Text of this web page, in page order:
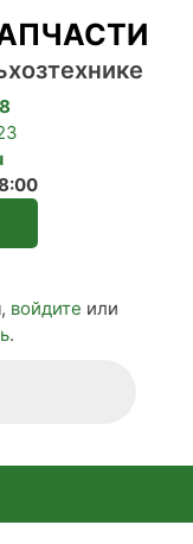
, войдите или
.